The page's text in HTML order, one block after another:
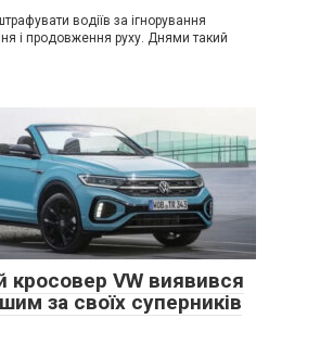
водіїв за ігнорування
і продовження руху. Днями такий
кросовер VW виявився
за своїх суперників